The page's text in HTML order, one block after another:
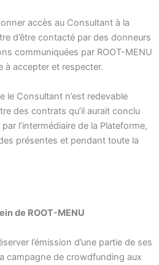
accès au Consultant à la
d’être contacté par des donneurs
communiquées par ROOT-MENU
à accepter et respecter.
le Consultant n’est redevable
des contrats qu’il aurait conclu
l’intermédiaire de la Plateforme,
présentes et pendant toute la
de ROOT-MENU
l’émission d’une partie de ses
campagne de crowdfunding aux